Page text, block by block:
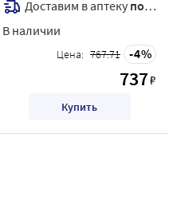
Доставим в аптеку послезавтра
В наличии
Цена: 767.71 4
737₽
Купить